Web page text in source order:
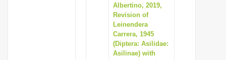
Albertino, 2019,
Revision of
Leinendera
Carrera, 1945
(Diptera: Asilidae:
Asilinae) with